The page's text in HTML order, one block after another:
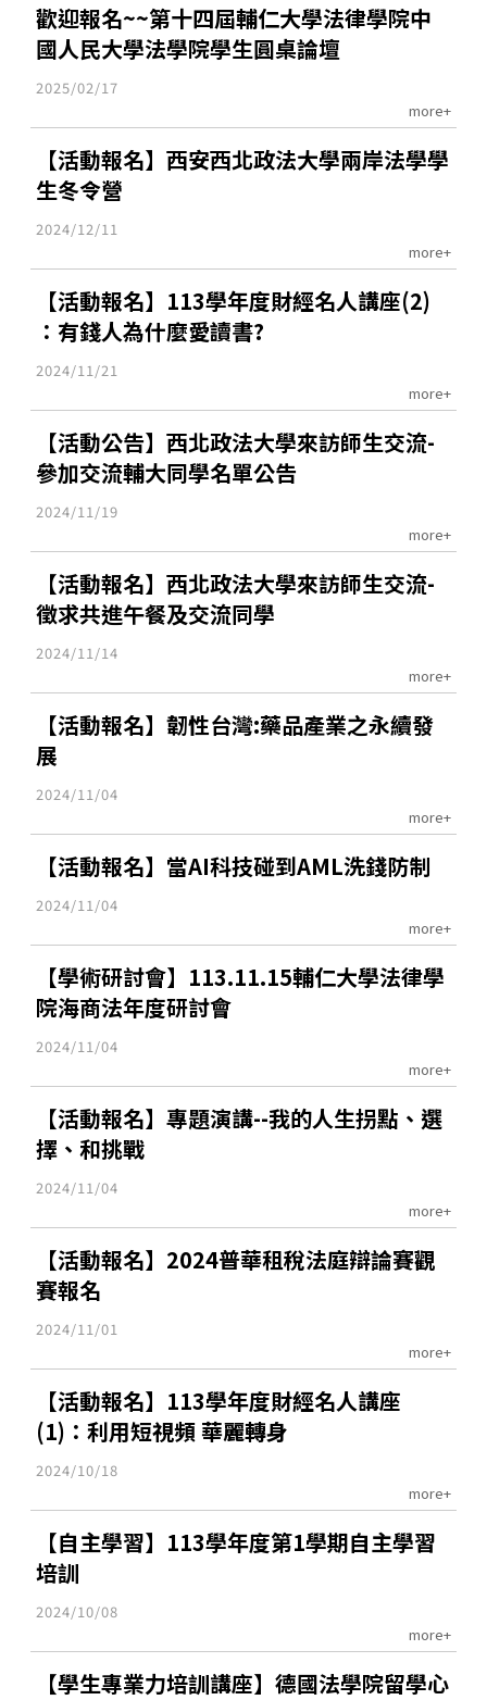
歡迎報名~~第十四屆輔仁大學法律學院中
國人民大學法學院學生圓桌論壇
2025/02/17
more+
【活動報名】西安西北政法大學兩岸法學學
生冬令營
2024/12/11
more+
【活動報名】113學年度財經名人講座(2)
：有錢人為什麼愛讀書?
2024/11/21
more+
【活動公告】西北政法大學來訪師生交流-
參加交流輔大同學名單公告
2024/11/19
more+
【活動報名】西北政法大學來訪師生交流-
徵求共進午餐及交流同學
2024/11/14
more+
【活動報名】韌性台灣:藥品產業之永續發
展
2024/11/04
more+
【活動報名】當AI科技碰到AML洗錢防制
2024/11/04
more+
【學術研討會】113.11.15輔仁大學法律學
院海商法年度研討會
2024/11/04
more+
【活動報名】專題演講--我的人生拐點、選
擇、和挑戰
2024/11/04
more+
【活動報名】2024普華租稅法庭辯論賽觀
賽報名
2024/11/01
more+
【活動報名】113學年度財經名人講座
(1)：利用短視頻 華麗轉身
2024/10/18
more+
【自主學習】113學年度第1學期自主學習
培訓
2024/10/08
more+
【學生專業力培訓講座】德國法學院留學心